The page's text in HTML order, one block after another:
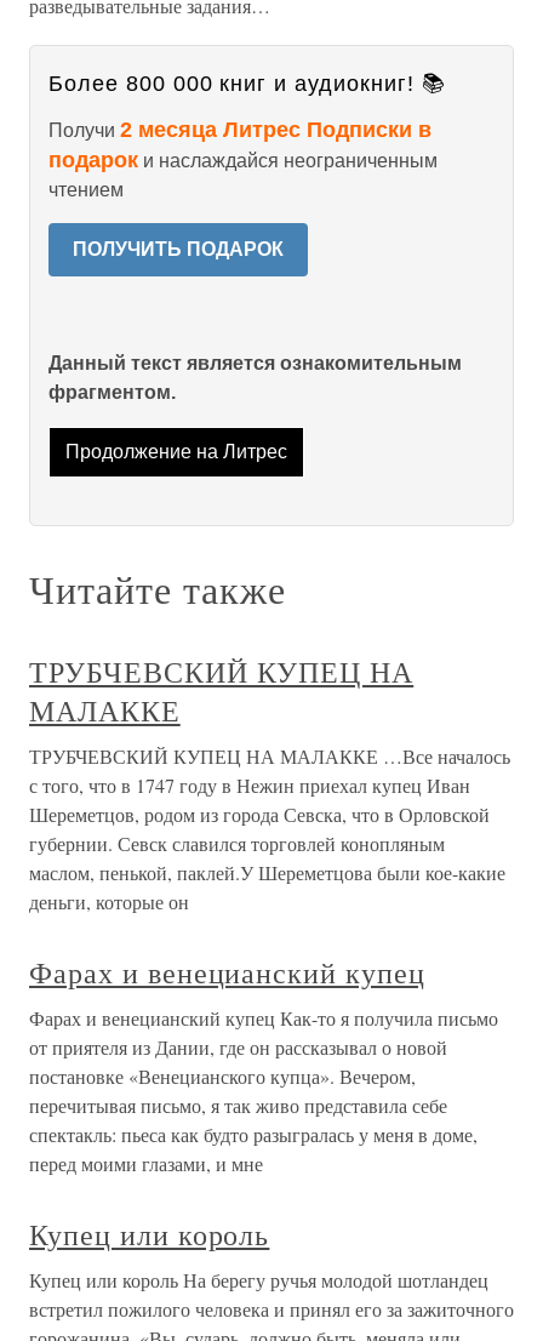
разведывательные задания…
Более 800 000 книг и аудиокниг! 📚
Получи 2 месяца Литрес Подписки в
подарок и наслаждайся неограниченным
чтением
ПОЛУЧИТЬ ПОДАРОК
Данный текст является ознакомительным
фрагментом.
Продолжение на Литрес
Читайте также
ТРУБЧЕВСКИЙ КУПЕЦ НА
МАЛАККЕ
ТРУБЧЕВСКИЙ КУПЕЦ НА МАЛАККЕ …Все началось
с того, что в 1747 году в Нежин приехал купец Иван
Шереметцов, родом из города Севска, что в Орловской
губернии. Севск славился торговлей конопляным
маслом, пенькой, паклей.У Шереметцова были кое-какие
деньги, которые он
Фарах и венецианский купец
Фарах и венецианский купец Как-то я получила письмо
от приятеля из Дании, где он рассказывал о новой
постановке «Венецианского купца». Вечером,
перечитывая письмо, я так живо представила себе
спектакль: пьеса как будто разыгралась у меня в доме,
перед моими глазами, и мне
Купец или король
Купец или король На берегу ручья молодой шотландец
встретил пожилого человека и принял его за зажиточного